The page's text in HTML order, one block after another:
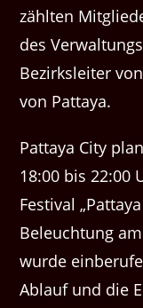
zählten
des
Bezirksleiter
von Pattaya.
Pattaya City
18:00 bis 22:00
Festival
Beleuchtung
wurde
Ablauf und die